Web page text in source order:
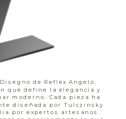
de Reflex Angelo,
que define la elegancia y
moderno. Cada pieza ha
diseñada por Tulczinsky
por expertos artesanos.